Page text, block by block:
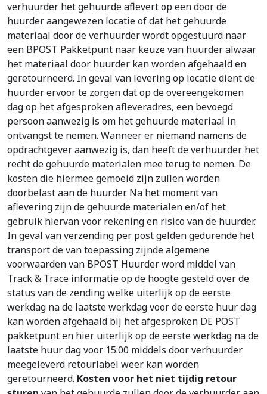
verhuurder het gehuurde aflevert op een door de
huurder aangewezen locatie of dat het gehuurde
materiaal door de verhuurder wordt opgestuurd naar
een BPOST Pakketpunt naar keuze van huurder alwaar
het materiaal door huurder kan worden afgehaald en
geretourneerd. In geval van levering op locatie dient de
huurder ervoor te zorgen dat op de overeengekomen
dag op het afgesproken afleveradres, een bevoegd
persoon aanwezig is om het gehuurde materiaal in
ontvangst te nemen. Wanneer er niemand namens de
opdrachtgever aanwezig is, dan heeft de verhuurder het
recht de gehuurde materialen mee terug te nemen. De
kosten die hiermee gemoeid zijn zullen worden
doorbelast aan de huurder. Na het moment van
aflevering zijn de gehuurde materialen en/of het
gebruik hiervan voor rekening en risico van de huurder.
In geval van verzending per post gelden gedurende het
transport de van toepassing zijnde algemene
voorwaarden van BPOST Huurder word middel van
Track & Trace informatie op de hoogte gesteld over de
status van de zending welke uiterlijk op de eerste
werkdag na de laatste werkdag voor de eerste huur dag
kan worden afgehaald bij het afgesproken DE POST
pakketpunt en hier uiterlijk op de eerste werkdag na de
laatste huur dag voor 15:00 middels door verhuurder
meegeleverd retourlabel weer kan worden
geretourneerd. Kosten voor het niet tijdig retour